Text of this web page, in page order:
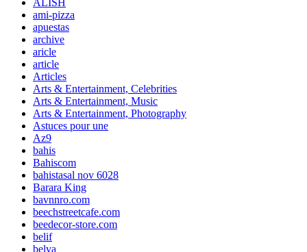
ALISH
ami-pizza
apuestas
archive
aricle
article
Articles
Arts & Entertainment, Celebrities
Arts & Entertainment, Music
Arts & Entertainment, Photography
Astuces pour une
Az9
bahis
Bahiscom
bahistasal nov 6028
Barara King
bavnnro.com
beechstreetcafe.com
beedecor-store.com
belif
belva